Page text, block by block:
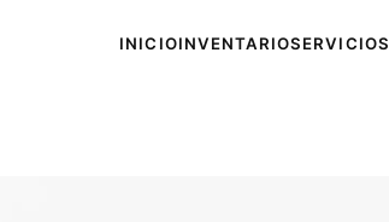
INICIOINVENTARIOSERVICIOS